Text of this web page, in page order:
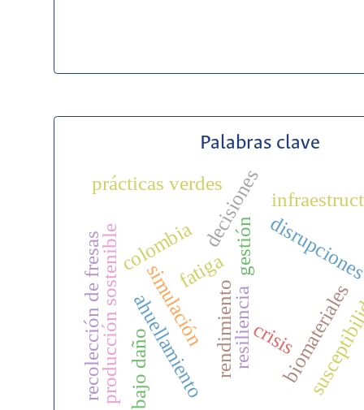
Palabras clave
simulación resiliencia
gestión
rendimiento
decisiones
crisis
ahuellamiento
fatiga
prácticas verdes
producción sosteniblecolombia
recolección de fresas bajo daño biomateriales